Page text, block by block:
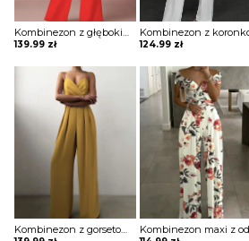
Kombinezon z głębokim dekoltem w kształcie litery V i roszerzanymi spodniami
139.99 zł 124.99 zł
Kombinezon z gorsetową górą i szerokimi nogawkami